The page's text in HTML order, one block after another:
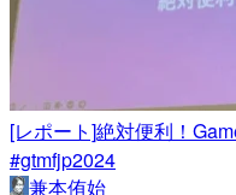
[レポート]絶対便利！
#gtmfjp2024
兼本侑始